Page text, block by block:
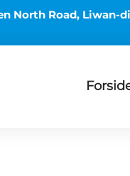
North Road, Liwan-